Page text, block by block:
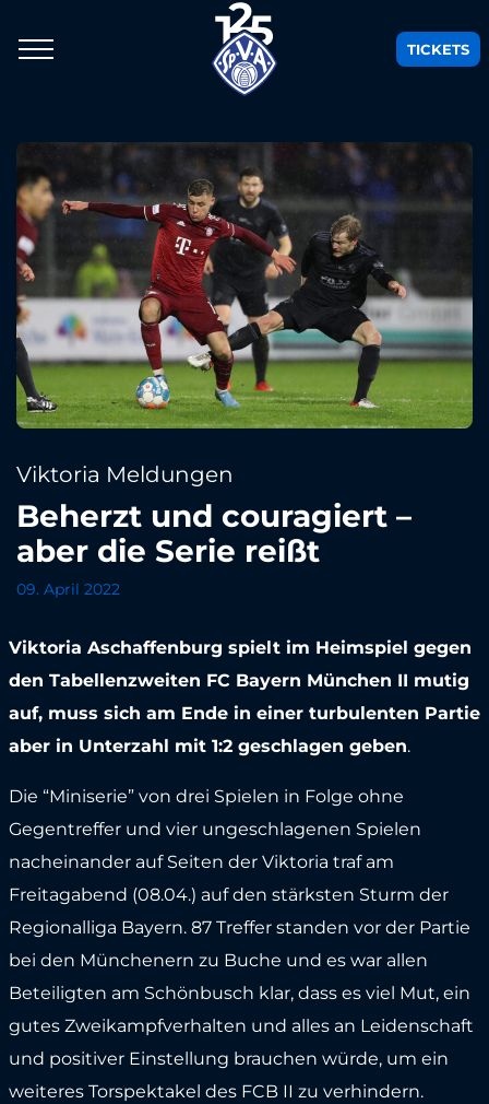
TICKETS
Viktoria Meldungen
Beherzt und couragiert –
aber die Serie reißt
09. April 2022
Viktoria Aschaffenburg spielt im Heimspiel gegen
den Tabellenzweiten FC Bayern München II mutig
auf, muss sich am Ende in einer turbulenten Partie
aber in Unterzahl mit 1:2 geschlagen geben.
Die “Miniserie” von drei Spielen in Folge ohne
Gegentreffer und vier ungeschlagenen Spielen
nacheinander auf Seiten der Viktoria traf am
Freitagabend (08.04.) auf den stärksten Sturm der
Regionalliga Bayern. 87 Treffer standen vor der Partie
bei den Münchenern zu Buche und es war allen
Beteiligten am Schönbusch klar, dass es viel Mut, ein
gutes Zweikampfverhalten und alles an Leidenschaft
und positiver Einstellung brauchen würde, um ein
weiteres Torspektakel des FCB II zu verhindern.